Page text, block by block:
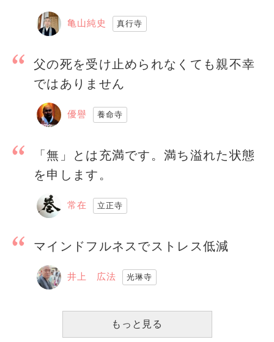
亀山純史 真行寺
父の死を受け止められなくても親不幸
ではありません
優譽 養命寺
「無」とは充満です。満ち溢れた状態
を申します。
常在 立正寺
マインドフルネスでストレス低減
井上 広法 光琳寺
もっと見る